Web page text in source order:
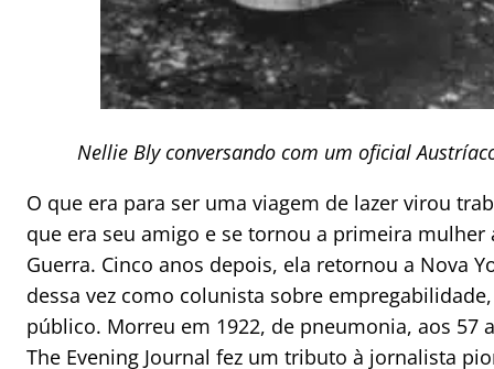
Nellie Bly conversando com um oficial
O que era para ser uma viagem de lazer virou
que era seu amigo e se tornou a primeira
Guerra. Cinco anos depois, ela retornou a Nova
dessa vez como colunista sobre
público. Morreu em 1922, de pneumonia, aos 57
The Evening Journal fez um tributo à jornalista